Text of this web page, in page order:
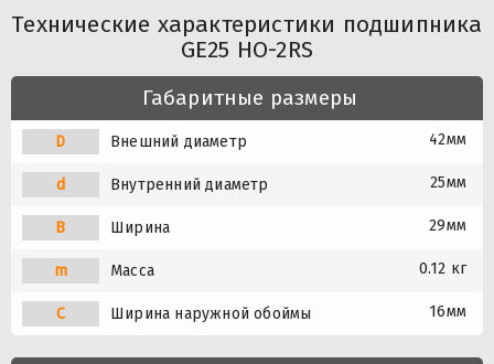
Технические характеристики подшипника
GE25 HO-2RS
Габаритные размеры
D Внешний диаметр 42мм
d Внутренний диаметр 25мм
B Ширина 29мм
m Масса 0.12 кг
C Ширина наружной обоймы 16мм